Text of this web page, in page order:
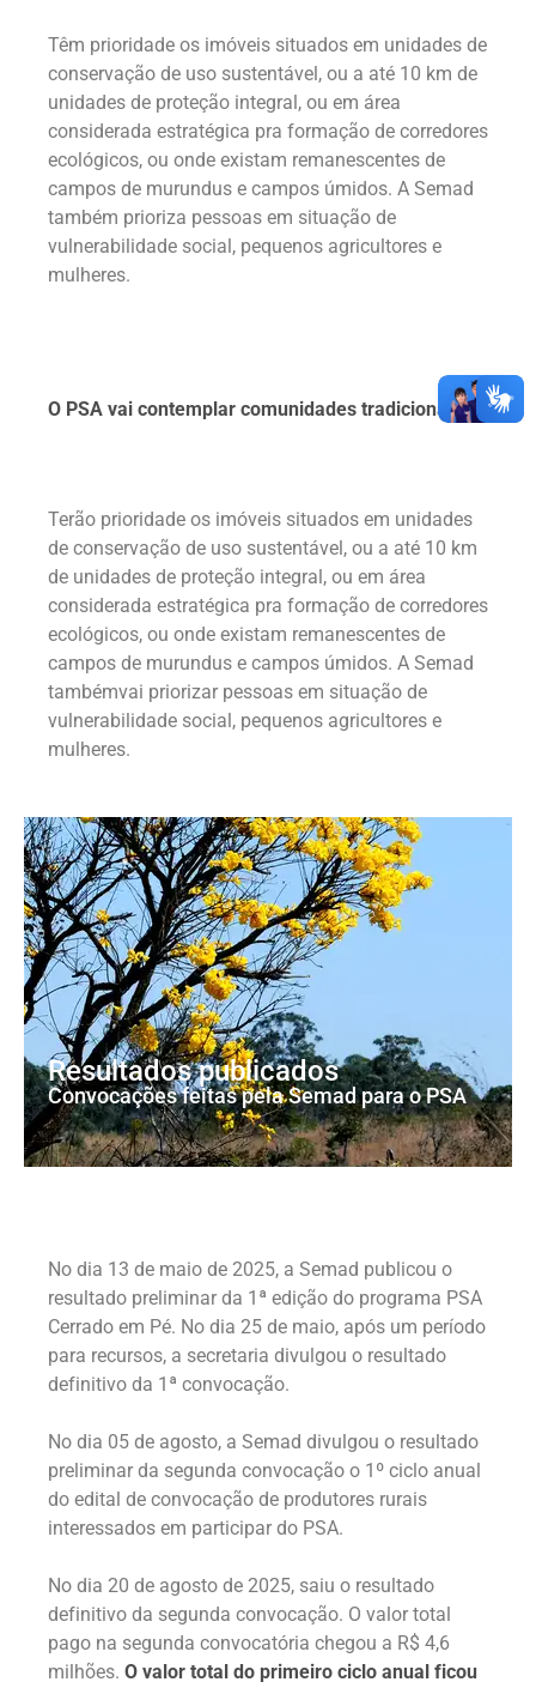
Têm prioridade os imóveis situados em unidades de
conservação de uso sustentável, ou a até 10 km de
unidades de proteção integral, ou em área
considerada estratégica pra formação de corredores
ecológicos, ou onde existam remanescentes de
campos de murundus e campos úmidos. A Semad
também prioriza pessoas em situação de
vulnerabilidade social, pequenos agricultores e
mulheres.
O PSA vai contemplar comunidades tradicionais?
Terão prioridade os imóveis situados em unidades
de conservação de uso sustentável, ou a até 10 km
de unidades de proteção integral, ou em área
considerada estratégica pra formação de corredores
ecológicos, ou onde existam remanescentes de
campos de murundus e campos úmidos. A Semad
tambémvai priorizar pessoas em situação de
vulnerabilidade social, pequenos agricultores e
mulheres.
Resultados publicados
Convocações feitas pela Semad para o PSA
No dia 13 de maio de 2025, a Semad publicou o
resultado preliminar da 1ª edição do programa PSA
Cerrado em Pé. No dia 25 de maio, após um período
para recursos, a secretaria divulgou o resultado
definitivo da 1ª convocação.
No dia 05 de agosto, a Semad divulgou o resultado
preliminar da segunda convocação o 1º ciclo anual
do edital de convocação de produtores rurais
interessados em participar do PSA.
No dia 20 de agosto de 2025, saiu o resultado
definitivo da segunda convocação. O valor total
pago na segunda convocatória chegou a R$ 4,6
milhões. O valor total do primeiro ciclo anual ficou